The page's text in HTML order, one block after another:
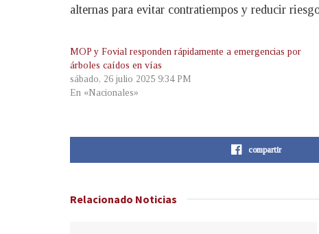
alternas para evitar contratiempos y reducir
MOP y Fovial responden rápidamente a emergencias por
árboles caídos en vías
sábado, 26 julio 2025 9:34 PM
En «Nacionales»
compartir
Relacionado Noticias